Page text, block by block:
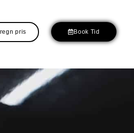
pris Book Tid